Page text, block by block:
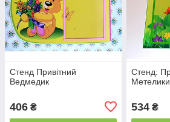
Стенд Привітний
Ведмедик
406 ₴
Стенд:
Метелики
534₴